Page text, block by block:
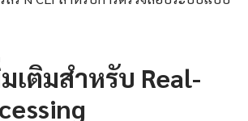
เติมสำหรับ Real-